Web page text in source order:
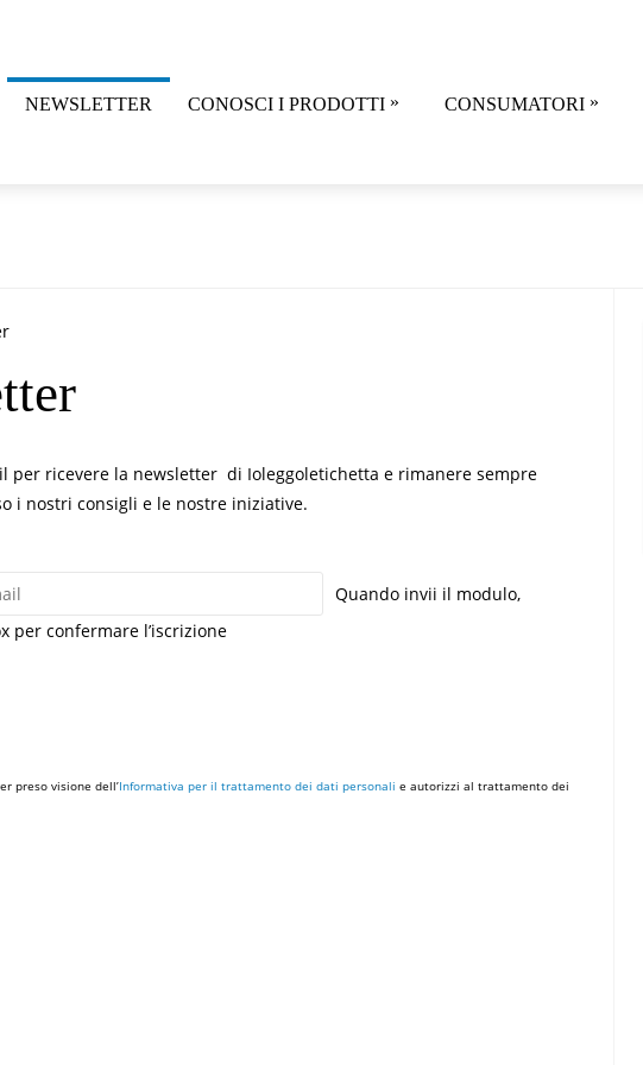
NEWSLETTER CONOSCI I PRODOTTI » CONSUMATORI »
per ricevere la newsletter di Ioleggoletichetta e rimanere sempre
i nostri consigli e le nostre iniziative.
Quando invii il modulo,
per confermare l’iscrizione
preso visione dell’Informativa per il trattamento dei dati personali e autorizzi al trattamento dei